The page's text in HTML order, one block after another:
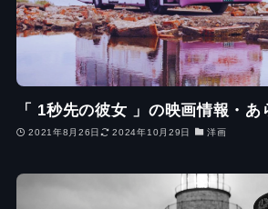
「 1秒先の彼女 」の映画情報・
2021年8月26日 2024年10月29日 洋画